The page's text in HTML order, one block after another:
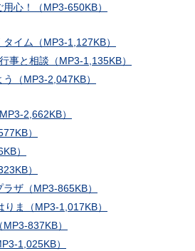
心！（MP3-650KB）
イム（MP3-1,127KB）
事と相談（MP3-1,135KB）
（MP3-2,047KB）
2,662KB）
）
）
）
ザ（MP3-865KB）
ま（MP3-1,017KB）
837KB）
1,025KB）